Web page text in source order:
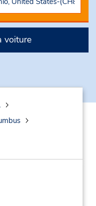
voiture